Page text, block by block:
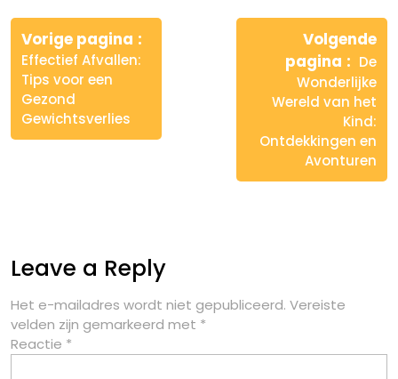
Berichtnavigatie
Vorige pagina
Effectief Afvallen:
Tips voor een
Gezond
Gewichtsverlies
Volgende
pagina
De
Wonderlijke
Wereld van het
Kind:
Ontdekkingen en
Avonturen
Leave a Reply
Het e-mailadres wordt niet gepubliceerd. Vereiste
velden zijn gemarkeerd met *
Reactie *